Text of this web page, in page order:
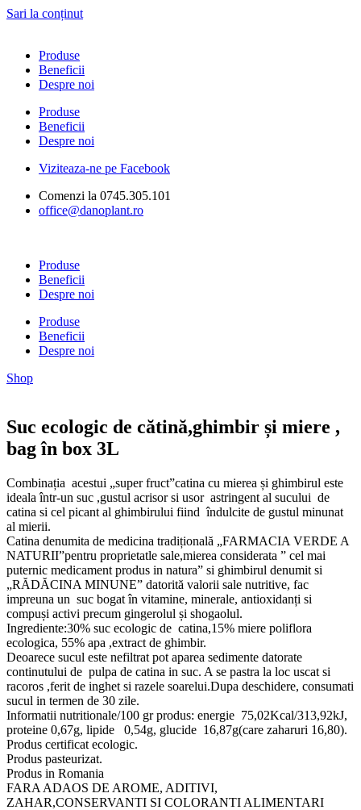
Sari la conținut
Produse
Beneficii
Despre noi
Produse
Beneficii
Despre noi
Viziteaza-ne pe Facebook
Comenzi la 0745.305.101
office@danoplant.ro
Produse
Beneficii
Despre noi
Produse
Beneficii
Despre noi
Shop
Suc ecologic de cătină,ghimbir și miere ,
bag în box 3L
Combinația acestui „super fruct”catina cu mierea și ghimbirul este
ideala într-un suc ,gustul acrisor si usor astringent al sucului de
catina si cel picant al ghimbirului fiind îndulcite de gustul minunat
al mierii.
Catina denumita de medicina tradițională „FARMACIA VERDE A
NATURII”pentru proprietatle sale,mierea considerata ” cel mai
puternic medicament produs in natura” si ghimbirul denumit si
„RĂDĂCINA MINUNE” datorită valorii sale nutritive, fac
impreuna un suc bogat în vitamine, minerale, antioxidanți si
compuși activi precum gingerolul și shogaolul.
Ingrediente:30% suc ecologic de catina,15% miere poliflora
ecologica, 55% apa ,extract de ghimbir.
Deoarece sucul este nefiltrat pot aparea sedimente datorate
continutului de pulpa de catina in suc. A se pastra la loc uscat si
racoros ,ferit de inghet si razele soarelui.Dupa deschidere, consumati
sucul in termen de 30 zile.
Informatii nutritionale/100 gr produs: energie 75,02Kcal/313,92kJ,
proteine 0,67g, lipide 0,54g, glucide 16,87g(care zaharuri 16,80).
Produs certificat ecologic.
Produs pasteurizat.
Produs in Romania
FARA ADAOS DE AROME, ADITIVI,
ZAHAR,CONSERVANTI SI COLORANTI ALIMENTARI